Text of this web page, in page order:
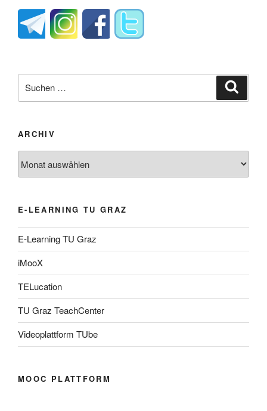
nach:
ARCHIV
E-LEARNING TU GRAZ
E-Learning TU Graz
iMooX
TELucation
TU Graz TeachCenter
Videoplattform TUbe
MOOC PLATTFORM